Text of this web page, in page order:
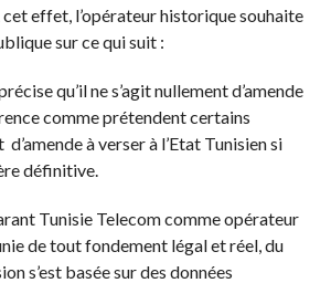
effet, l’opérateur historique souhaite
sur ce qui suit :
qu’il ne s’agit nullement d’amende
comme prétendent certains
à verser à l’Etat Tunisien si
définitive.
Tunisie Telecom comme opérateur
de tout fondement légal et réel, du
s’est basée sur des données